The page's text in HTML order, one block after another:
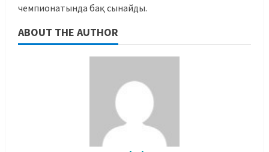
чемпионатында бақ сынайды.
ABOUT THE AUTHOR